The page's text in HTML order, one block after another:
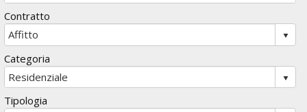
Contratto
Categoria
Tipologia